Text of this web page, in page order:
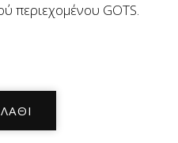
περιεχομένου GOTS.